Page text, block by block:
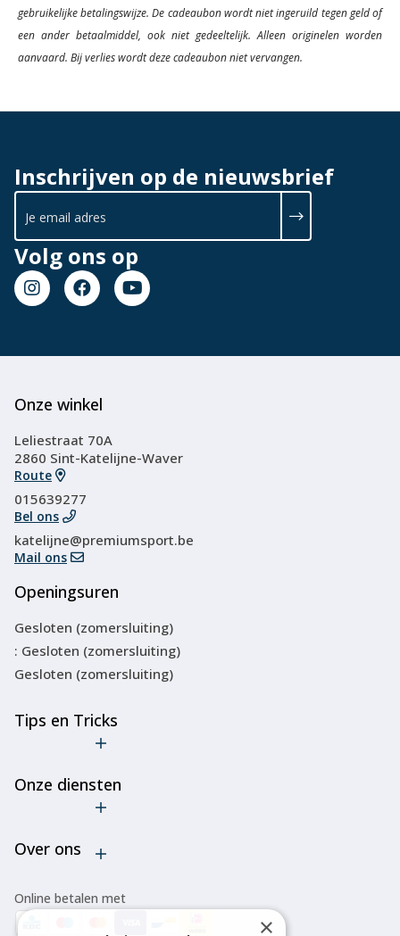
gebruikelijke betalingswijze. De cadeaubon wordt niet ingeruild tegen geld of
een ander betaalmiddel, ook niet gedeeltelijk. Alleen originelen worden
aanvaard. Bij verlies wordt deze cadeaubon niet vervangen.
Inschrijven op de nieuwsbrief
Volg ons op
Onze winkel
Leliestraat 70A
2860 Sint-Katelijne-Waver
Route
015639277
Bel ons
katelijne@premiumsport.be
Mail ons
Openingsuren
Gesloten (zomersluiting)
: Gesloten (zomersluiting)
Gesloten (zomersluiting)
Tips en Tricks
goedkope
Verleng de
van je ski's
of
snowboard
Onze diensten
Onderhoud
Over ons
Over ons
Online betalen met
×